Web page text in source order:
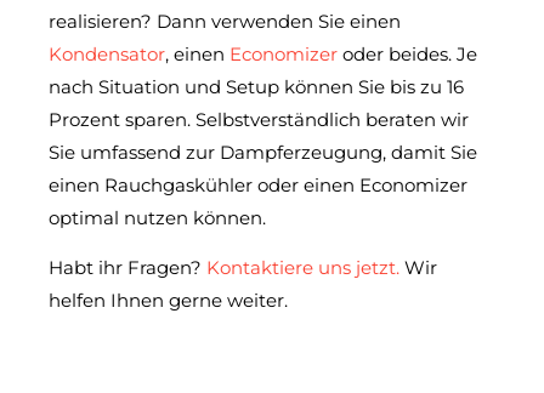
realisieren? Dann verwenden Sie einen
Kondensator, einen Economizer oder beides. Je
nach Situation und Setup können Sie bis zu 16
Prozent sparen. Selbstverständlich beraten wir
Sie umfassend zur Dampferzeugung, damit Sie
einen Rauchgaskühler oder einen Economizer
optimal nutzen können.
Habt ihr Fragen? Kontaktiere uns jetzt. Wir
helfen Ihnen gerne weiter.